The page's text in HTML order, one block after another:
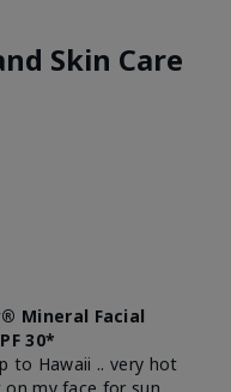
Skin Care
Mineral Facial
30*
to Hawaii .. very hot